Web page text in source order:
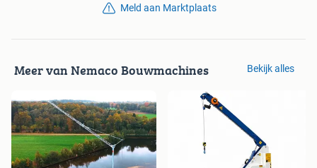
Meld aan Marktplaats
Meer van Nemaco Bouwmachines Bekijk alles